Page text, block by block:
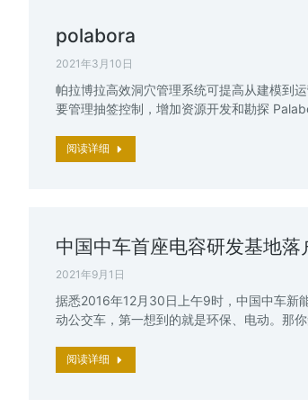
polabora
2021年3月10日
帕拉博拉高效洞穴管理系统可提高从建模到
要管理抽签控制，增加资源开发和勘探
阅读详细
中国中车首座电容研发基地落
2021年9月1日
据悉2016年12月30日上午9时，中国中车新
动公交车，第一想到的就是环保、电动。那
阅读详细